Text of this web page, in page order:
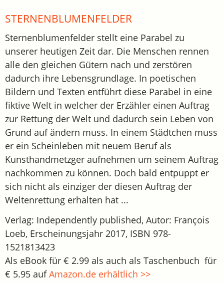
STERNENBLUMENFELDER
Sternenblumenfelder stellt eine Parabel zu
unserer heutigen Zeit dar. Die Menschen rennen
alle den gleichen Gütern nach und zerstören
dadurch ihre Lebensgrundlage. In poetischen
Bildern und Texten entführt diese Parabel in eine
fiktive Welt in welcher der Erzähler einen Auftrag
zur Rettung der Welt und dadurch sein Leben von
Grund auf ändern muss. In einem Städtchen muss
er ein Scheinleben mit neuem Beruf als
Kunsthandmetzger aufnehmen um seinem Auftrag
nachkommen zu können. Doch bald entpuppt er
sich nicht als einziger der diesen Auftrag der
Weltenrettung erhalten hat ...
Verlag: Independently published, Autor: François
Loeb, Erscheinungsjahr 2017, ISBN 978-
1521813423
Als eBook für € 2.99 als auch als Taschenbuch für
€ 5.95 aufAmazon.de erhältlich >>